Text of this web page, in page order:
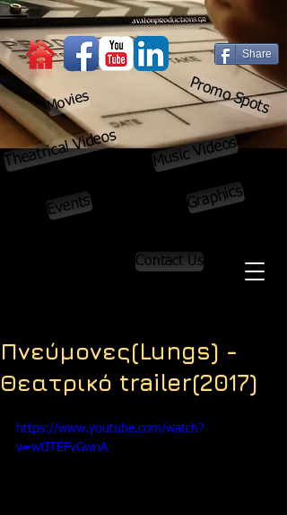
Movies
Share
Promo Spots
Contact Us
Theatrical Videos Music Videos
Events Graphics
Πνεύμονες(Lungs) -
Θεατρικό trailer(2017)
https://www.youtube.com/watch?
v=wtITEFvGwnA